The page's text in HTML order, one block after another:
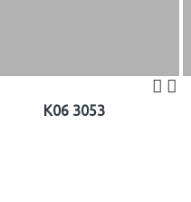
K06 3053